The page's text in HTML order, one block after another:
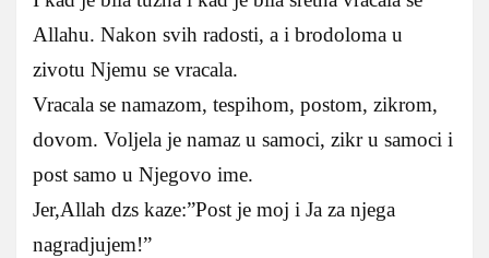
Allahu. Nakon svih radosti, a i brodoloma u
zivotu Njemu se vracala.
Vracala se namazom, tespihom, postom, zikrom,
dovom. Voljela je namaz u samoci, zikr u samoci i
post samo u Njegovo ime.
Jer,Allah dzs kaze:”Post je moj i Ja za njega
nagradjujem!”